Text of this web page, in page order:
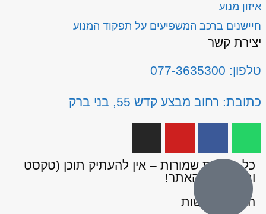
איזון מנוע
חיישנים ברכב המשפיעים על תפקוד המנוע
יצירת קשר
טלפון: 077-3635300
כתובת: רחוב מבצע קדש 55, בני ברק
כל הזכויות שמורות – אין להעתיק תוכן (טקסט
ותמונות) מהאתר!
הצהרת נגישות